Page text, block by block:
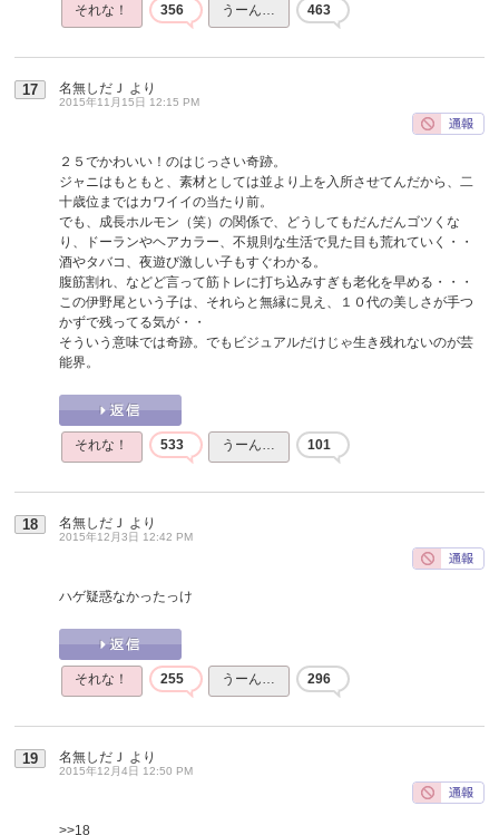
それな！ 356 うーん… 463
17 名無しだＪ より
2015年11月15日 12:15 PM
２５でかわいい！のはじっさい奇跡。
ジャニはもともと、素材としては並より上を入所させてんだから、二
十歳位まではカワイイの当たり前。
でも、成長ホルモン（笑）の関係で、どうしてもだんだんゴツくな
り、ドーランやヘアカラー、不規則な生活で見た目も荒れていく・・
酒やタバコ、夜遊び激しい子もすぐわかる。
腹筋割れ、などど言って筋トレに打ち込みすぎも老化を早める・・・
この伊野尾という子は、それらと無縁に見え、１０代の美しさが手つ
かずで残ってる気が・・
そういう意味では奇跡。でもビジュアルだけじゃ生き残れないのが芸
能界。
それな！ 533 うーん… 101
18 名無しだＪ より
2015年12月3日 12:42 PM
ハゲ疑惑なかったっけ
それな！ 255 うーん… 296
19 名無しだＪ より
2015年12月4日 12:50 PM
>>18